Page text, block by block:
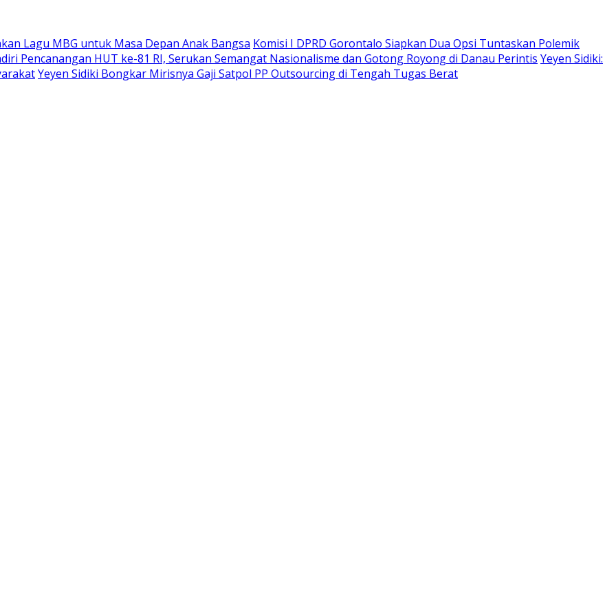
Lagu MBG untuk Masa Depan Anak Bangsa Komisi I DPRD Gorontalo Siapkan Dua Opsi Tuntaskan Polemik
Pencanangan HUT ke-81 RI, Serukan Semangat Nasionalisme dan Gotong Royong di Danau Perintis Yeyen Sidiki:
Yeyen Sidiki Bongkar Mirisnya Gaji Satpol PP Outsourcing di Tengah Tugas Berat